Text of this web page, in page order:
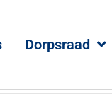
Dorpsraad